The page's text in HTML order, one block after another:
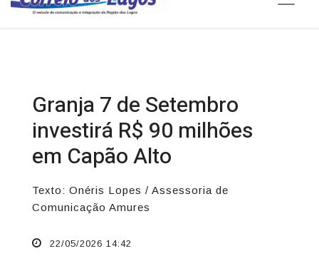
Granja 7 de Setembro
investirá R$ 90 milhões
em Capão Alto
Texto: Onéris Lopes / Assessoria de
Comunicação Amures
22/05/2026 14:42